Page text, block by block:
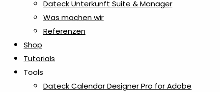
Dateck Unterkunft Suite & Manager
Was machen wir
Referenzen
Shop
Tutorials
Tools
Dateck Calendar Designer Pro for Adobe